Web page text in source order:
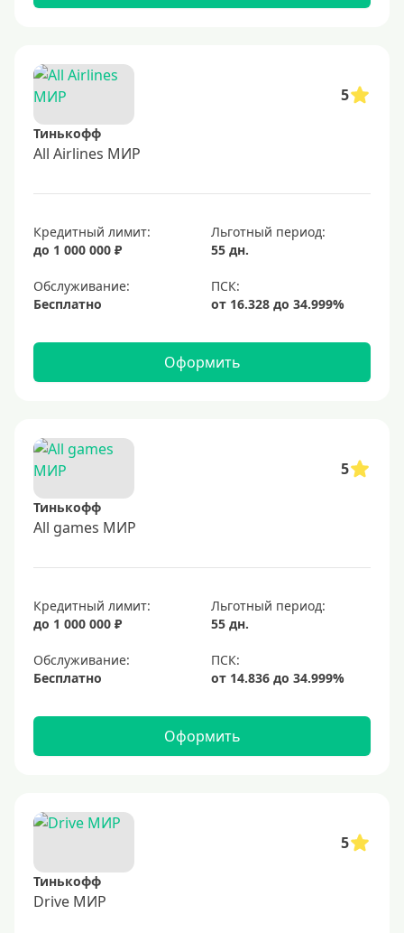
5
Тинькофф
All Airlines МИР
Кредитный лимит:
до 1 000 000 ₽
Льготный период:
55 дн.
Обслуживание:
Бесплатно
Оформить
5
Тинькофф
All games МИР
Кредитный лимит:
до 1 000 000 ₽
Льготный период:
55 дн.
Обслуживание:
Бесплатно
Оформить
5
Тинькофф
Drive МИР